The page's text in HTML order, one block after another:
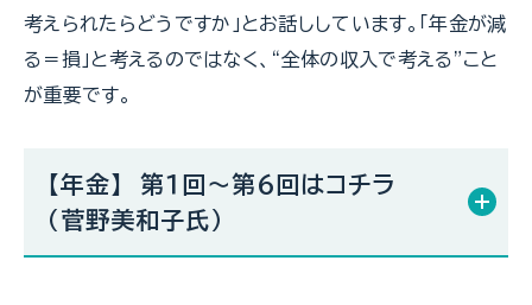
考えられたらどうですか」とお話ししています。「年金が減
る＝損」と考えるのではなく、“全体の収入で考える”こと
が重要です。
【年金】 第１回～第６回はコチラ
（菅野美和子氏）